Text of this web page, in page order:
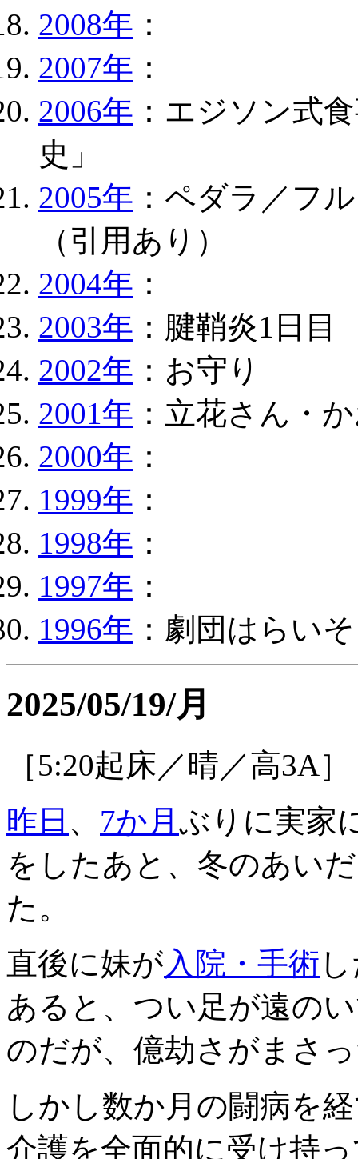
2008年 ：
2007年 ：
2006年 ：エジソン式
史」
2005年 ：ペダラ／フ
（引用あり）
2004年 ：
2003年 ：腱鞘炎1日目
2002年 ：お守り
2001年 ：立花さん・
2000年 ：
1999年 ：
1998年 ：
1997年 ：
1996年 ：劇団はらい
2025/05/19/月
［5:20起床／晴／高3A］
昨日 、 7か月 ぶりに実家
をしたあと、冬のあい
た。
直後に妹が入院・手術
あると、つい足が遠の
のだが、億劫さがまさ
しかし数か月の闘病を
介護を全面的に受け持